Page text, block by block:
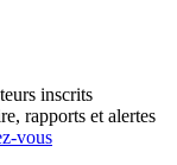
inscrits
rapports et alertes
vous